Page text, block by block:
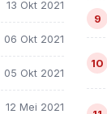
13 Okt 2021
06 Okt 2021
05 Okt 2021
12 Mei 2021